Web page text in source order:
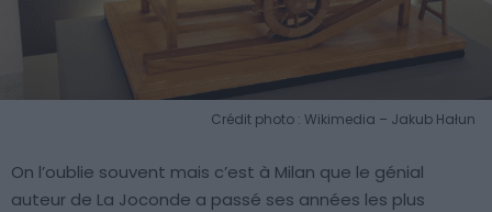
Crédit photo : Wikimedia – Jakub Hałun
On l’oublie souvent mais c’est à Milan que le génial
auteur de La Joconde a passé ses années les plus